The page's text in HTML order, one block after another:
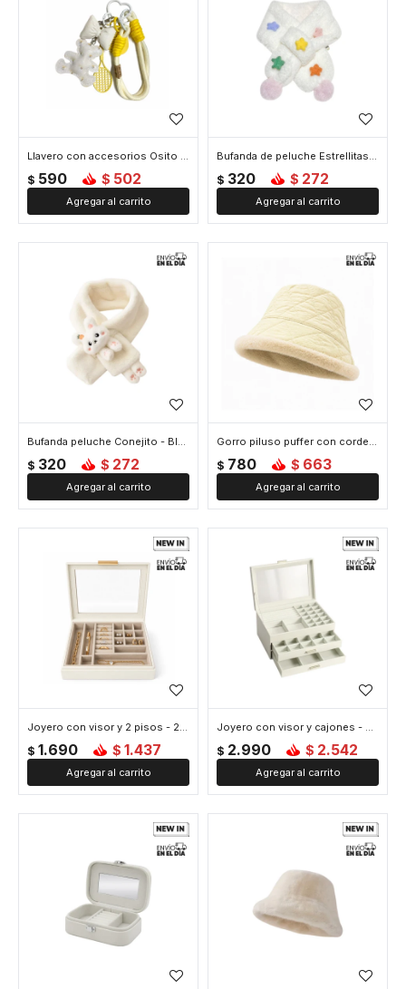
Llavero con accesorios Osito y Moño - Blanco
$ 590 $ 502
Bufanda de peluche Estrellitas - Blanco
$ 320 $ 272
Bufanda peluche Conejito - Blanco
$ 320 $ 272
Gorro piluso puffer con corderito - Blanco
$ 780 $ 663
Joyero con visor y 2 pisos - 23x19x9cm - Blanco
$ 1.690 $ 1.437
Joyero con visor y cajones - 27x18x14cm - Blanco
$ 2.990 $ 2.542